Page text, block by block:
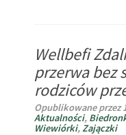
Wellbefi
przerwa bez
rodziców
Opublikowane przez
Aktualności,
Wiewiórki,Zajączki